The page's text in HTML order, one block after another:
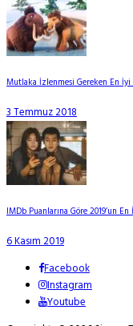
Mutlaka İzlenmesi Gereken En
3 Temmuz 2018
IMDb Puanlarına Göre 2019’un
6 Kasım 2019
Facebook
Instagram
Youtube